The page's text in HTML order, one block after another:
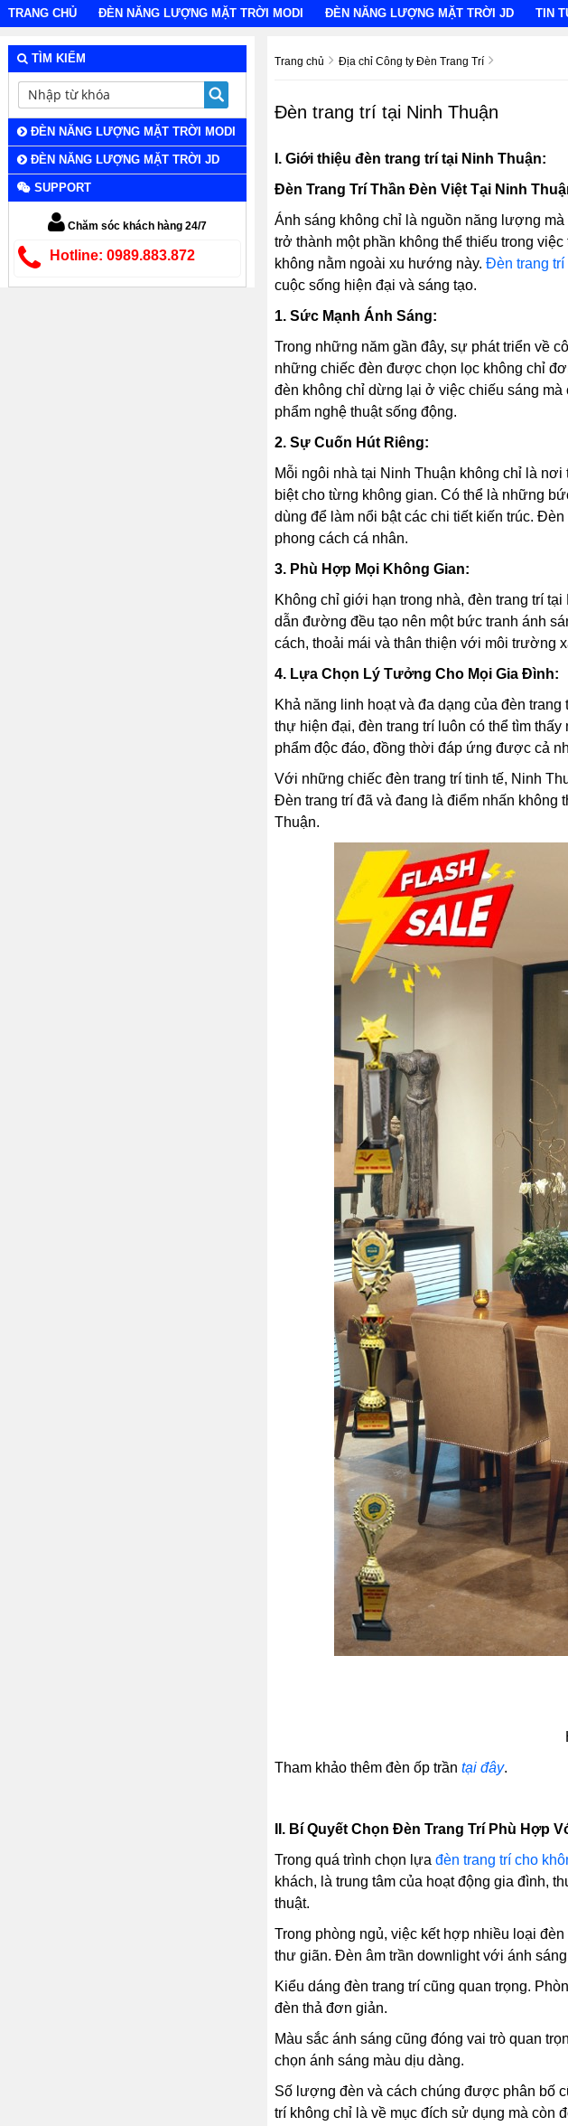
TRANG CHỦ ĐÈN NĂNG LƯỢNG MẶT TRỜI MODI ĐÈN NĂNG LƯỢNG MẶT TRỜI JD TIN
Trang chủ Địa chỉ Công ty Đèn Trang Trí
Đèn trang trí tại Ninh Thuận
I. Giới thiệu đèn trang trí tại Ninh Thuận:
Đèn Trang Trí Thần Đèn Việt Tại Ninh
Ánh sáng không chỉ là nguồn năng lượng
trở thành một phần không thể thiếu trong
không nằm ngoài xu hướng này. Đèn trang
cuộc sống hiện đại và sáng tạo.
1. Sức Mạnh Ánh Sáng:
Trong những năm gần đây, sự phát triển về
những chiếc đèn được chọn lọc không chỉ
đèn không chỉ dừng lại ở việc chiếu sáng
phẩm nghệ thuật sống động.
2. Sự Cuốn Hút Riêng:
Mỗi ngôi nhà tại Ninh Thuận không chỉ là
biệt cho từng không gian. Có thể là những
dùng để làm nổi bật các chi tiết kiến trúc.
phong cách cá nhân.
3. Phù Hợp Mọi Không Gian:
Không chỉ giới hạn trong nhà, đèn trang trí
dẫn đường đều tạo nên một bức tranh ánh
cách, thoải mái và thân thiện với môi trường
4. Lựa Chọn Lý Tưởng Cho Mọi Gia Đình:
Khả năng linh hoạt và đa dạng của đèn
thự hiện đại, đèn trang trí luôn có thể tìm
phẩm độc đáo, đồng thời đáp ứng được cả
Với những chiếc đèn trang trí tinh tế, Ninh
Đèn trang trí đã và đang là điểm nhấn không
Thuận.
Tham khảo thêm đèn ốp trần tại đây.
II. Bí Quyết Chọn Đèn Trang Trí Phù Hợp
Trong quá trình chọn lựa đèn trang trí cho
khách, là trung tâm của hoạt động gia đình,
thuật.
Trong phòng ngủ, việc kết hợp nhiều loại
thư giãn. Đèn âm trần downlight với ánh
Kiểu dáng đèn trang trí cũng quan trọng.
đèn thả đơn giản.
Màu sắc ánh sáng cũng đóng vai trò quan
chọn ánh sáng màu dịu dàng.
Số lượng đèn và cách chúng được phân bố
trí không chỉ là về mục đích sử dụng mà còn
TÌM KIẾM
ĐÈN NĂNG LƯỢNG MẶT TRỜI MODI
ĐÈN NĂNG LƯỢNG MẶT TRỜI JD
SUPPORT
Chăm sóc khách hàng 24/7
Hotline: 0989.883.872